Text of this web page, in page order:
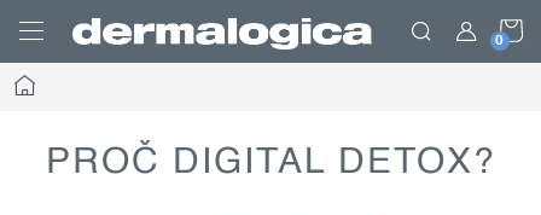
obsah
Domů
PROČ DIGITAL DETOX?